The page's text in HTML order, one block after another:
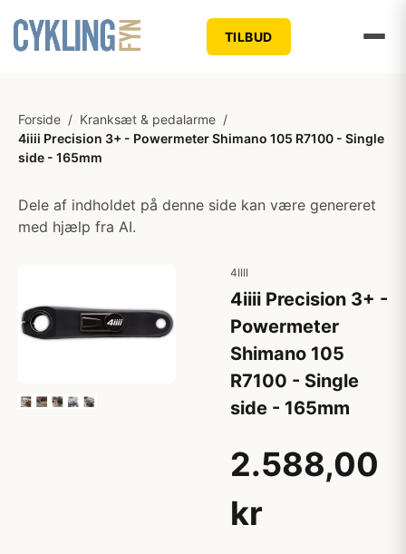
TILBUD
Forside / Kranksæt & pedalarme /
4iiii Precision 3+ - Powermeter Shimano 105 R7100 - Single
side - 165mm
Dele af indholdet på denne side kan være genereret
med hjælp fra AI.
4IIII
4iiii Precision 3+ -
Powermeter
Shimano 105
R7100 - Single
side - 165mm
2.588,00
kr